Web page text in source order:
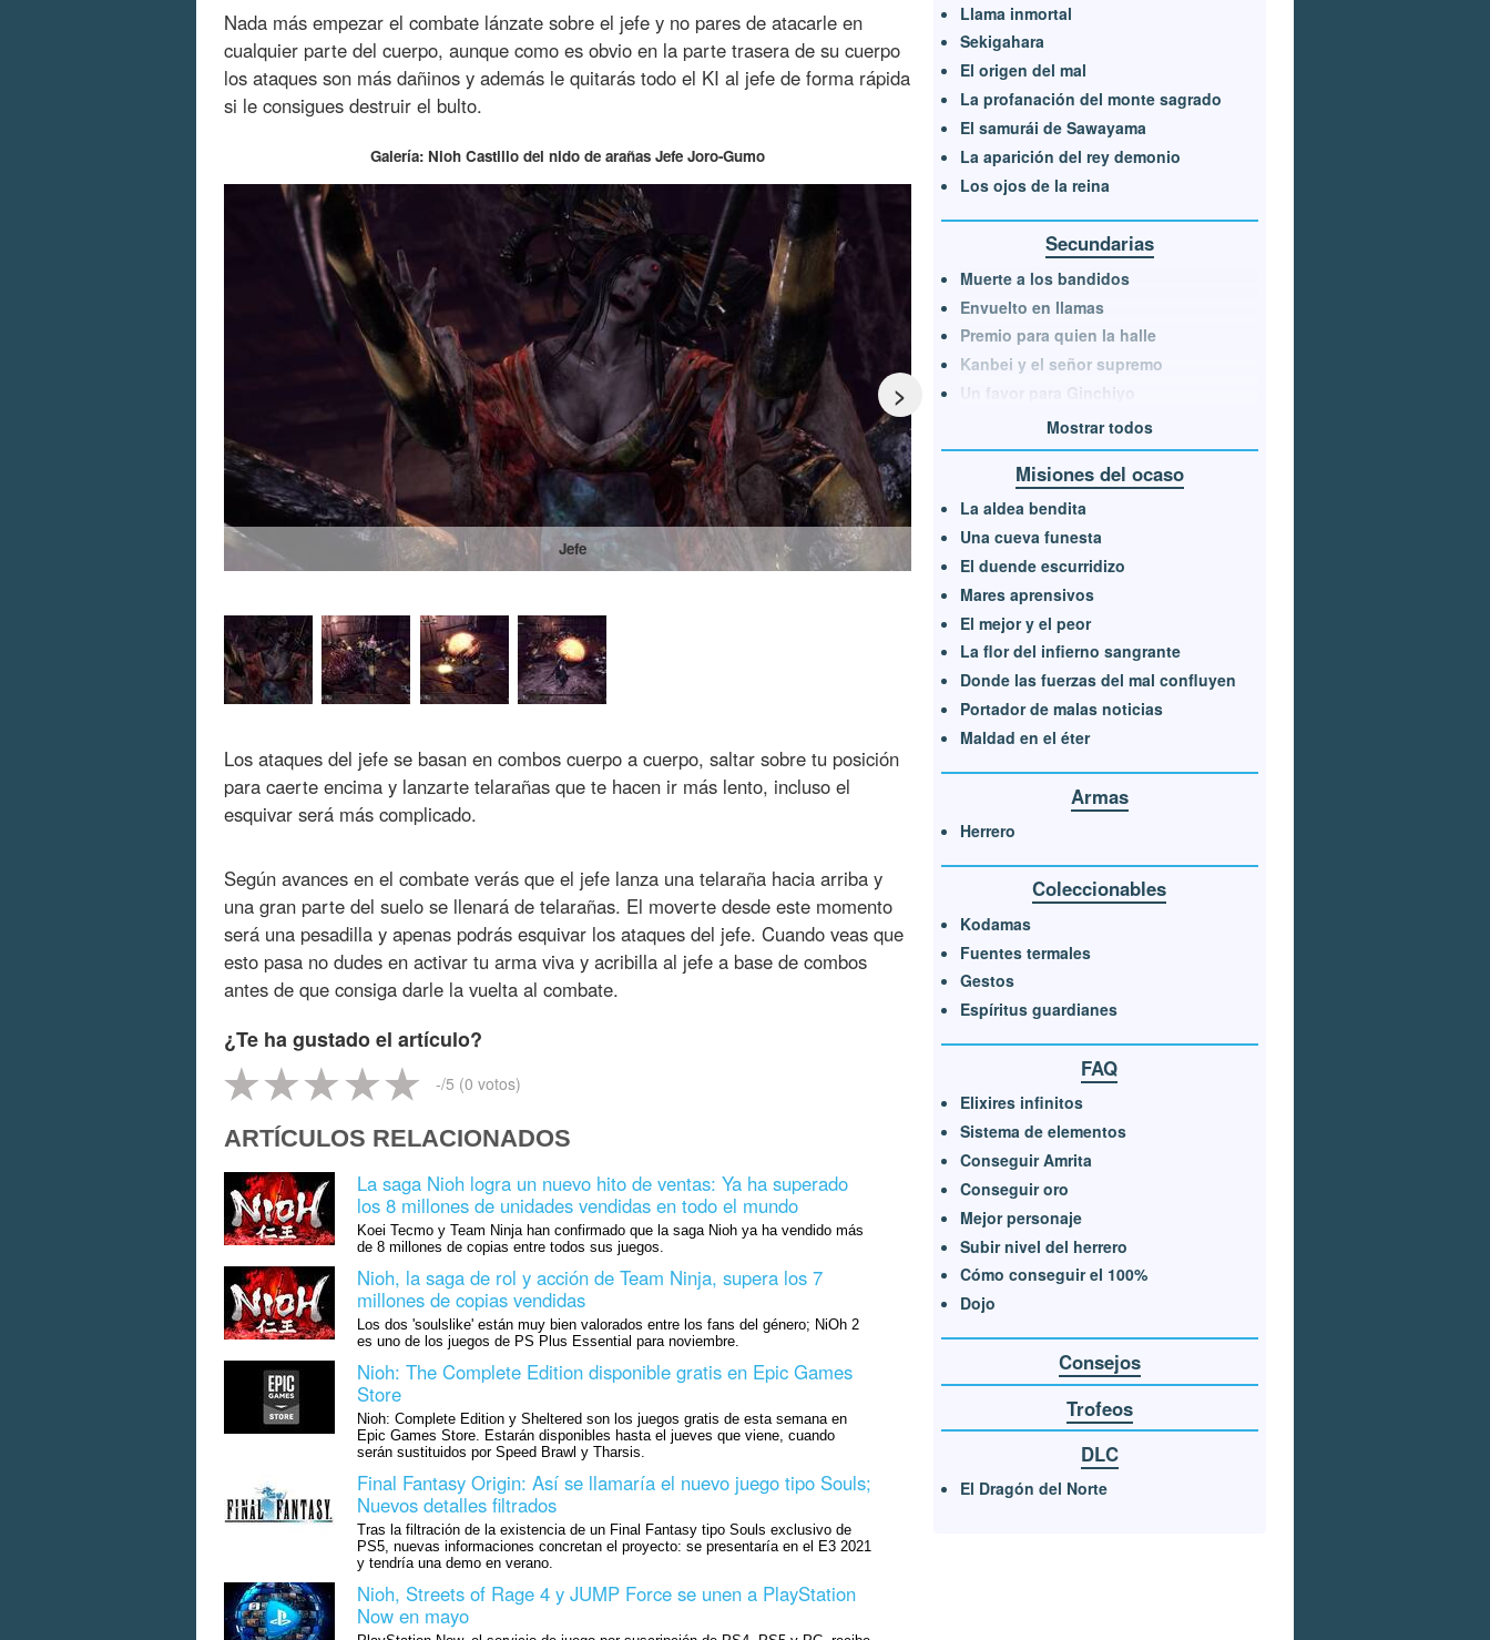
Nada más empezar el combate lánzate sobre el jefe y no pares de atacarle en
cualquier parte del cuerpo, aunque como es obvio en la parte trasera de su cuerpo
los ataques son más dañinos y además le quitarás todo el KI al jefe de forma rápida
si le consigues destruir el bulto.
Galería: Nioh Castillo del nido de arañas Jefe Joro-Gumo
>
Jefe
Los ataques del jefe se basan en combos cuerpo a cuerpo, saltar sobre tu posición
para caerte encima y lanzarte telarañas que te hacen ir más lento, incluso el
esquivar será más complicado.
Según avances en el combate verás que el jefe lanza una telaraña hacia arriba y
una gran parte del suelo se llenará de telarañas. El moverte desde este momento
será una pesadilla y apenas podrás esquivar los ataques del jefe. Cuando veas que
esto pasa no dudes en activar tu arma viva y acribilla al jefe a base de combos
antes de que consiga darle la vuelta al combate.
¿Te ha gustado el artículo?
-/5 (0 votos)
ARTÍCULOS RELACIONADOS
La saga Nioh logra un nuevo hito de ventas: Ya ha superado
los 8 millones de unidades vendidas en todo el mundo
Koei Tecmo y Team Ninja han confirmado que la saga Nioh ya ha vendido más
de 8 millones de copias entre todos sus juegos.
Nioh, la saga de rol y acción de Team Ninja, supera los 7
millones de copias vendidas
Los dos 'soulslike' están muy bien valorados entre los fans del género; NiOh 2
es uno de los juegos de PS Plus Essential para noviembre.
Nioh: The Complete Edition disponible gratis en Epic Games
Store
Nioh: Complete Edition y Sheltered son los juegos gratis de esta semana en
Epic Games Store. Estarán disponibles hasta el jueves que viene, cuando
serán sustituidos por Speed Brawl y Tharsis.
Final Fantasy Origin: Así se llamaría el nuevo juego tipo Souls;
Nuevos detalles filtrados
Tras la filtración de la existencia de un Final Fantasy tipo Souls exclusivo de
PS5, nuevas informaciones concretan el proyecto: se presentaría en el E3 2021
y tendría una demo en verano.
Nioh, Streets of Rage 4 y JUMP Force se unen a PlayStation
Now en mayo
Llama inmortal
Sekigahara
El origen del mal
La profanación del monte sagrado
El samurái de Sawayama
La aparición del rey demonio
Los ojos de la reina
Secundarias
Muerte a los bandidos
Envuelto en llamas
Premio para quien la halle
Kanbei y el señor supremo
Un favor para Ginchiyo
Mostrar todos
Misiones del ocaso
La aldea bendita
Una cueva funesta
El duende escurridizo
Mares aprensivos
El mejor y el peor
La flor del infierno sangrante
Donde las fuerzas del mal confluyen
Portador de malas noticias
Maldad en el éter
Armas
Herrero
Coleccionables
Kodamas
Fuentes termales
Gestos
Espíritus guardianes
FAQ
Elixires infinitos
Sistema de elementos
Conseguir Amrita
Conseguir oro
Mejor personaje
Subir nivel del herrero
Cómo conseguir el 100%
Dojo
Consejos
Trofeos
DLC
El Dragón del Norte